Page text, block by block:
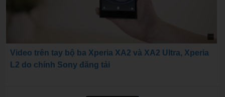
Video trên tay bộ ba Xperia XA2 và XA2 Ultra, Xperia
L2 do chính Sony đăng tải